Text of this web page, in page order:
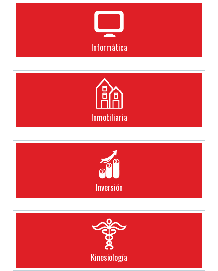
Informática
Inmobiliaria
Inversión
Kinesiología